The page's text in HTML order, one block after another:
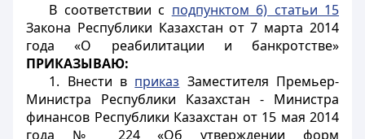
В соответствии с подпунктом 6) статьи 15
Закона Республики Казахстан от 7 марта 2014
года «О реабилитации и банкротстве»
ПРИКАЗЫВАЮ:
1. Внести в приказ Заместителя Премьер-
Министра Республики Казахстан - Министра
финансов Республики Казахстан от 15 мая 2014
года № 224 «Об утверждении форм